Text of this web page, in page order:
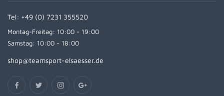
Tel: +49 (0) 7231 355520
Montag-Freitag: 10:00 - 19:00
Samstag: 10:00 - 18:00
shop@teamsport-elsaesser.de